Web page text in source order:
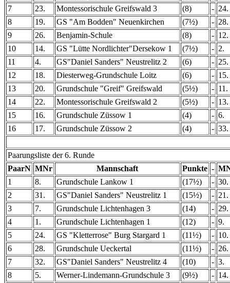
7
23. Montessorischule Greifswald 3 (8) - 24.
8
19. GS "Am Bodden" Neuenkirchen (7½) - 28.
9
26. Benjamin-Schule (8) - 12.
10
14. GS "Lütte Nordlichter"Dersekow 1 (7½) - 2.
11
4. GS"Daniel Sanders" Neustrelitz 2 (6) - 25.
12
18. Diesterweg-Grundschule Loitz (6) - 15.
13
20. Grundschule "Greif" Greifswald (5½) - 11.
14
22. Montessorischule Greifswald 2 (5½) - 13.
15
16. Grundschule Züssow 1 (4) - 6.
16
17. Grundschule Züssow 2 (4) - 33.
Paarungsliste der 6. Runde
PaarN MNr Mannschaft Punkte -
1
8. Grundschule Lankow 1 (17½) - 30.
2
31. GS"Daniel Sanders" Neustrelitz 1 (15½) - 21.
3
7. Grundschule Lichtenhagen 3 (14) - 29.
4
1. Grundschule Lichtenhagen 1 (12) - 9.
5
24. GS "Kletterrose" Burg Stargard 1 (11½) - 10.
6
28. Grundschule Ueckertal (11½) - 26.
7
32. GS"Daniel Sanders" Neustrelitz 4 (10) - 3.
8
5. Werner-Lindemann-Grundschule 3 (9½) - 14.